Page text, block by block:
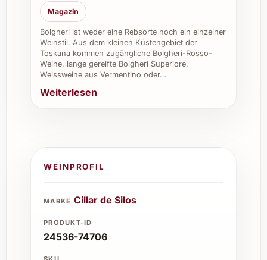
Magazin
Bolgheri ist weder eine Rebsorte noch ein einzelner
Weinstil. Aus dem kleinen Küstengebiet der
Toskana kommen zugängliche Bolgheri-Rosso-
Weine, lange gereifte Bolgheri Superiore,
Weissweine aus Vermentino oder…
Weiterlesen
WEINPROFIL
MARKE Cillar de Silos
PRODUKT-ID
24536-74706